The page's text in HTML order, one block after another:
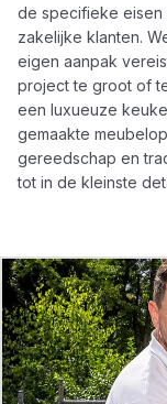
de specifieke eisen
zakelijke klanten.
eigen aanpak
project te groot of
een luxueuze
gemaakte
gereedschap en
tot in de kleinste